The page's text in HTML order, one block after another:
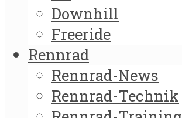
Downhill
Freeride
Rennrad
Rennrad-News
Rennrad-Technik